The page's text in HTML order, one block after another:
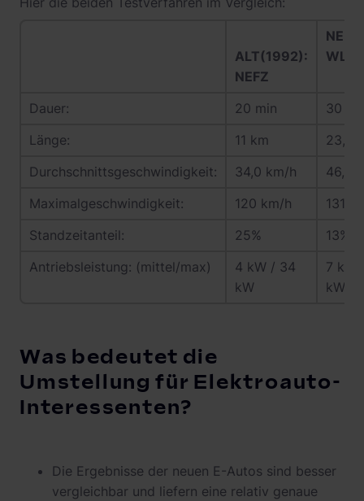
ALT(1992):
NEFZ
WLTP
Dauer: 20 min
30
Länge:
11 km
Durchschnittsgeschwindigkeit:
34,0 km/h
46,5
Maximalgeschwindigkeit:
120 km/h
131
Standzeitanteil:
25%
13%
Antriebsleistung: (mittel/max)
4 kW / 34
kW
7 kW
kW
Was bedeutet die
Umstellung für Elektroauto-
Interessenten?
Die Ergebnisse der neuen E-Autos sind besser
vergleichbar und liefern eine relativ genaue